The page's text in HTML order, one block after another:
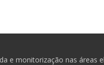
e monitorização nas áreas